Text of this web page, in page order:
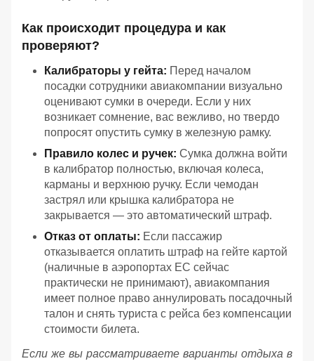
Как происходит процедура и как
проверяют?
Калибраторы у гейта: Перед началом
посадки сотрудники авиакомпании визуально
оценивают сумки в очереди. Если у них
возникает сомнение, вас вежливо, но твердо
попросят опустить сумку в железную рамку.
Правило колес и ручек: Сумка должна войти
в калибратор полностью, включая колеса,
карманы и верхнюю ручку. Если чемодан
застрял или крышка калибратора не
закрывается — это автоматический штраф.
Отказ от оплаты: Если пассажир
отказывается оплатить штраф на гейте картой
(наличные в аэропортах ЕС сейчас
практически не принимают), авиакомпания
имеет полное право аннулировать посадочный
талон и снять туриста с рейса без компенсации
стоимости билета.
Если же вы рассматриваете варианты отдыха в